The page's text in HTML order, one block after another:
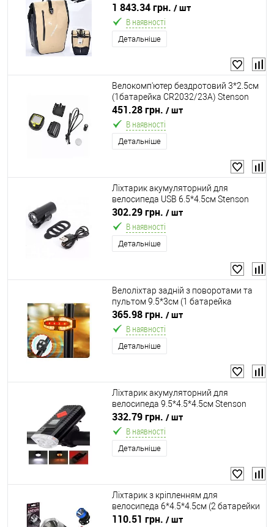
700C NOVA TRUNK BAG BEIGE
1 843.34 грн. / шт
В наявності
Детальніше
Велокомп'ютер бездротовий 3*2.5cм
(1батарейка CR2032/23A) Stenson
VL97809
451.28 грн. / шт
В наявності
Детальніше
Ліхтарик акумуляторний для
велосипеда USB 6.5*4.5см Stenson
VL97759
302.29 грн. / шт
В наявності
Детальніше
Велоліхтар задній з поворотами та
пультом 9.5*3см (1 батарейка
CR2032) Stenson VL97745
365.98 грн. / шт
В наявності
Детальніше
Ліхтарик акумуляторний для
велосипеда 9.5*4.5*4.5см Stenson
VL97746
332.79 грн. / шт
В наявності
Детальніше
Ліхтарик з кріпленням для
велосипеда 6*4.5*4.5см (2 батарейки
CR2032) Stenson VL97747
110.51 грн. / шт